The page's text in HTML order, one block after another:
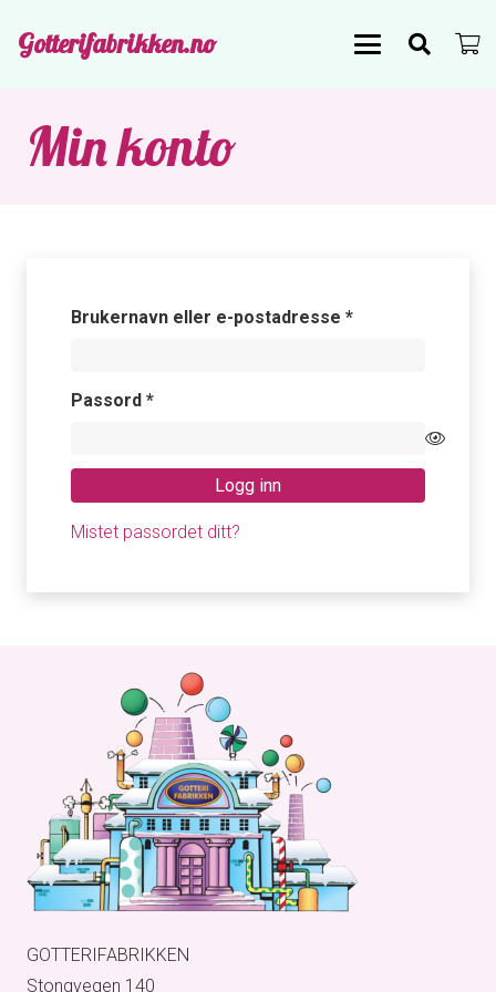
Gotterifabrikken.no
Min konto
Brukernavn eller e-postadresse *Påkrevd
Passord *Påkrevd
Logg inn
Mistet passordet ditt?
GOTTERIFABRIKKEN
Stongvegen 140